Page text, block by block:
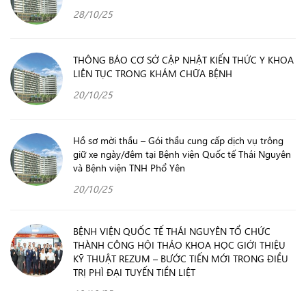
28/10/25
THÔNG BÁO CƠ SỞ CẬP NHẬT KIẾN THỨC Y KHOA
LIÊN TỤC TRONG KHÁM CHỮA BỆNH
20/10/25
Hồ sơ mời thầu – Gói thầu cung cấp dịch vụ trông
giữ xe ngày/đêm tại Bệnh viện Quốc tế Thái Nguyên
và Bệnh viện TNH Phổ Yên
20/10/25
BỆNH VIỆN QUỐC TẾ THÁI NGUYÊN TỔ CHỨC
THÀNH CÔNG HỘI THẢO KHOA HỌC GIỚI THIỆU
KỸ THUẬT REZUM – BƯỚC TIẾN MỚI TRONG ĐIỀU
TRỊ PHÌ ĐẠI TUYẾN TIỀN LIỆT